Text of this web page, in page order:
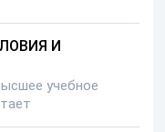
И
учебное